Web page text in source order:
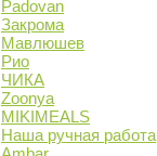
Padovan
Закрома
Мавлюшев
Рио
ЧИКА
Zoonya
MIKIMEALS
Наша ручная работа